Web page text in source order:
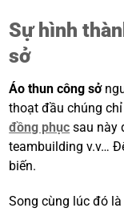
Sự hình
sở
Áo thun công sở
thoạt đầu chúng
đồng phục sau này
teambuilding v.v…
biến.
Song cùng lúc đó